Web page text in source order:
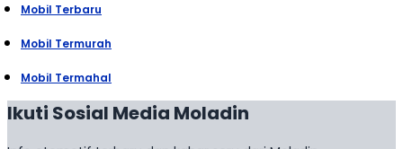
Mobil Terbaru
Mobil Termurah
Mobil Termahal
Ikuti Sosial Media Moladin